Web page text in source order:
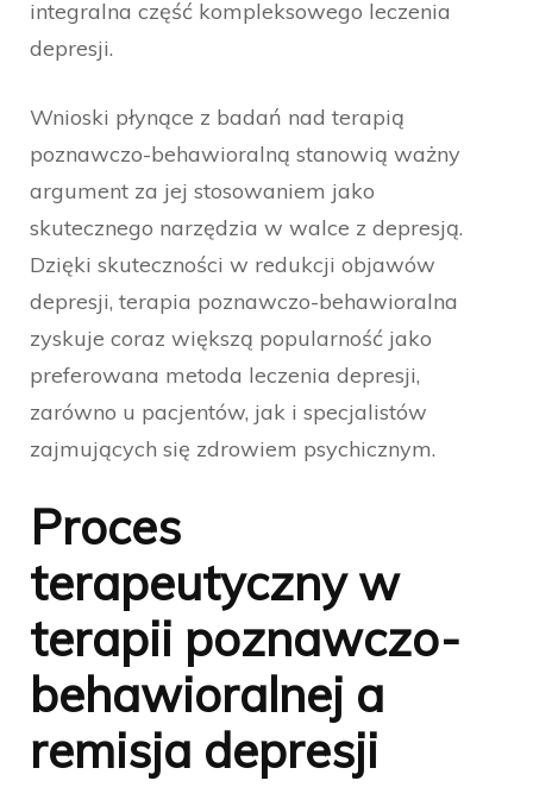
integralna część kompleksowego leczenia
depresji.
Wnioski płynące z badań nad terapią
poznawczo-behawioralną stanowią ważny
argument za jej stosowaniem jako
skutecznego narzędzia w walce z depresją.
Dzięki skuteczności w redukcji objawów
depresji, terapia poznawczo-behawioralna
zyskuje coraz większą popularność jako
preferowana metoda leczenia depresji,
zarówno u pacjentów, jak i specjalistów
zajmujących się zdrowiem psychicznym.
Proces
terapeutyczny w
terapii poznawczo-
behawioralnej a
remisja depresji